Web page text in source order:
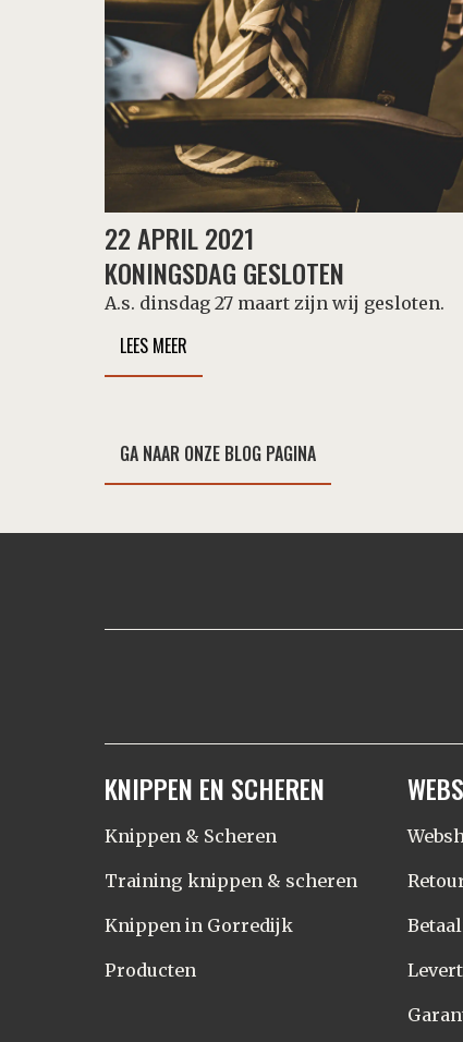
22 APRIL 2021
KONINGSDAG GESLOTEN
A.s. dinsdag 27 maart zijn wij gesloten.
LEES MEER
GA NAAR ONZE BLOG PAGINA
KNIPPEN EN SCHEREN
Knippen & Scheren
Training knippen & scheren
Knippen in Gorredijk
Producten